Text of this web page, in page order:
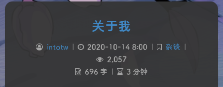
关于我
intotw | 2020-10-14 8:00 | 杂谈 |
2,057
696 字 | 3 分钟